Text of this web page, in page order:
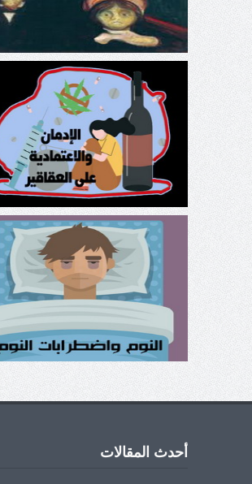
الإدمان والاعتمادية على العقاقير
النوم واضطرابات النوم Sleep
Disorders
أحدث المقالات